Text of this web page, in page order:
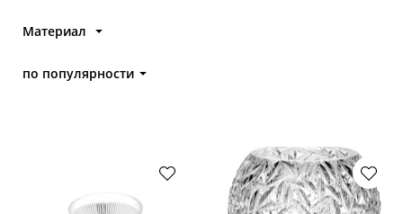
Материал
по популярности